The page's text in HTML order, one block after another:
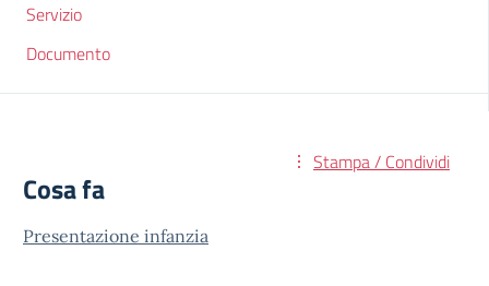
Servizio
Documento
Stampa / Condividi
Cosa fa
Presentazione infanzia